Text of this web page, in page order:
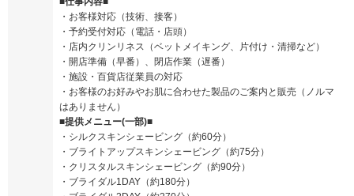
・お客様対応（技術、接客）
・予約受付対応（電話・店頭）
・店内クリンリネス（ベットメイキング、片付け・清掃など）
・開店準備（早番）、閉店作業（遅番）
・施設・百貨店従業員の対応
・お客様のお好みやお肌に合わせた製品のご案内と販売（ノルマ
はありません）
■提供メニュー(一部)■
・シルクスキンシェービング（約60分）
・ブライトアップスキンシェービング（約75分）
・クリスタルスキンシェービング（約90分）
・ブライダル1DAY（約180分）